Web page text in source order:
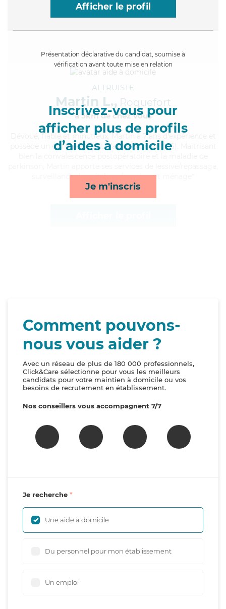
Afficher le profil
Présentation déclarative du candidat, soumise à
vérification avant toute mise en relation
Inscrivez-vous pour
afficher plus de profils
d’aides à domicile
Je m'inscris
ALTRUISTE
Martin L., Roquefort
à 5km de chez Vous
, fiable et minutieux, Martin a 7 ans d'expérience et
possède un diplôme d'Etat d'aide-soignant (AS). Maitrisant
surveillance de nuit, lever/coucher et ménage*
Comment pouvons-
nous vous aider ?
Avec un réseau de plus de 180 000 professionnels,
Click&Care sélectionne pour vous les meilleurs
candidats pour votre maintien à domicile ou vos
besoins de recrutement en établissement.
Nos conseillers vous accompagnent 7/7
Je recherche
Une aide à domicile
Du personnel pour mon établissement
Un emploi